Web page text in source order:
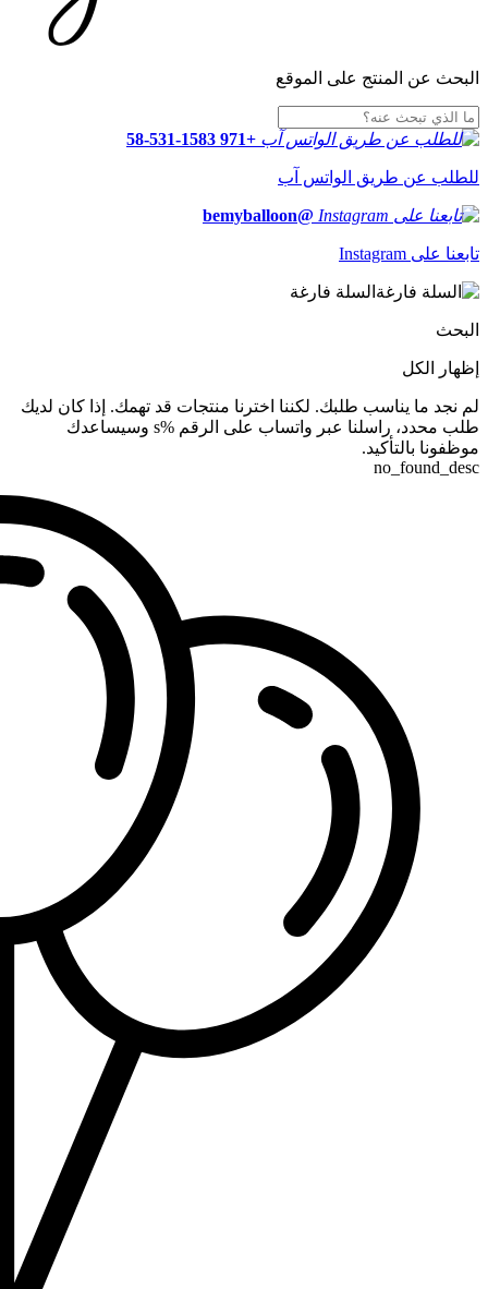
البحث عن المنتج على الموقع
+971 58-531-1583
للطلب عن طريق الواتس آب
@bemyballoon
تابعنا على Instagram
السلة فارغة
البحث
إظهار الكل
لم نجد ما يناسب طلبك. لكننا اخترنا منتجات قد تهمك. إذا كان لديك
طلب محدد، راسلنا عبر واتساب على الرقم %s وسيساعدك
موظفونا بالتأكيد.
no_found_desc